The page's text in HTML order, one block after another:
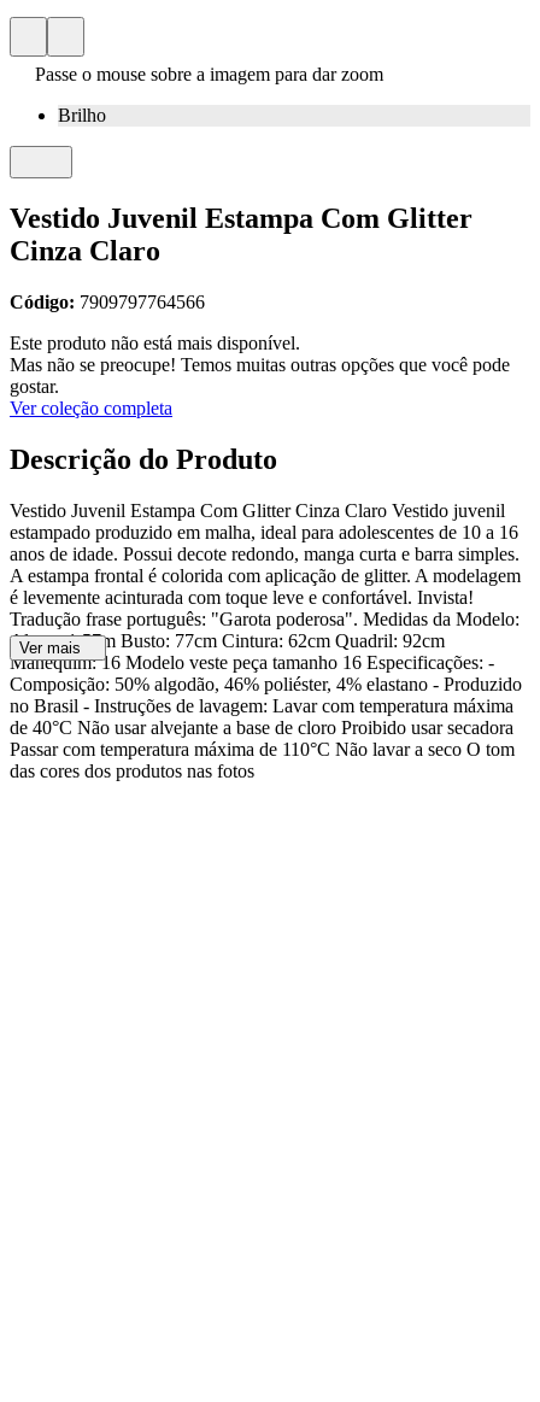
Passe o mouse sobre a imagem para dar zoom
Brilho
Vestido Juvenil Estampa Com Glitter
Cinza Claro
Código: 7909797764566
Este produto não está mais disponível.
Mas não se preocupe! Temos muitas outras opções que você pode
gostar.
Ver coleção completa
Descrição do Produto
Vestido Juvenil Estampa Com Glitter Cinza Claro Vestido juvenil
estampado produzido em malha, ideal para adolescentes de 10 a 16
anos de idade. Possui decote redondo, manga curta e barra simples.
A estampa frontal é colorida com aplicação de glitter. A modelagem
é levemente acinturada com toque leve e confortável. Invista!
Tradução frase português: "Garota poderosa". Medidas da Modelo:
Altura: 1,57m Busto: 77cm Cintura: 62cm Quadril: 92cm
Manequim: 16 Modelo veste peça tamanho 16 Especificações: -
Composição: 50% algodão, 46% poliéster, 4% elastano - Produzido
no Brasil - Instruções de lavagem: Lavar com temperatura máxima
de 40°C Não usar alvejante a base de cloro Proibido usar secadora
Passar com temperatura máxima de 110°C Não lavar a seco O tom
das cores dos produtos nas fotos
Ver mais